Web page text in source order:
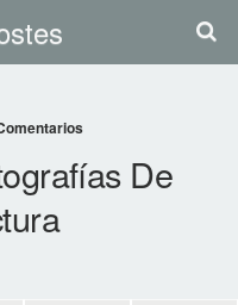
De